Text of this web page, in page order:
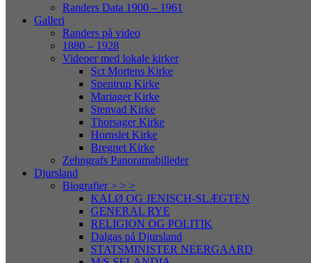
Randers Data 1900 – 1961
Galleri
Randers på video
1880 – 1928
Videoer med lokale kirker
Sct Mortens Kirke
Spentrup Kirke
Mariager Kirke
Stenvad Kirke
Thorsager Kirke
Hornslet Kirke
Bregnet Kirke
Zehngrafs Panoramabilleder
Djursland
Biografier > > >
KALØ OG JENISCH-SLÆGTEN
GENERAL RYE
RELIGION OG POLITIK
Dalgas på Djursland
STATSMINISTER NEERGAARD